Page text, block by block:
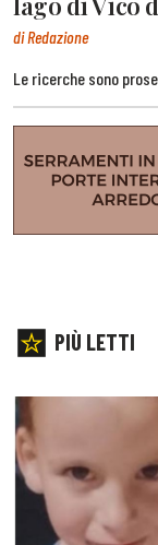
di Redazione
Le ricerche sono
PIÙ LETTI